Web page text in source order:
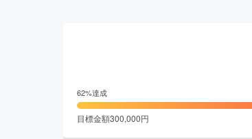
62%達成
目標金額300,000円